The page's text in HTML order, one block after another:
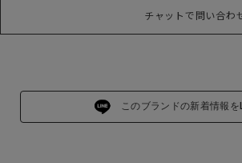
チャットで問い合わ
このブランドの新着情報を